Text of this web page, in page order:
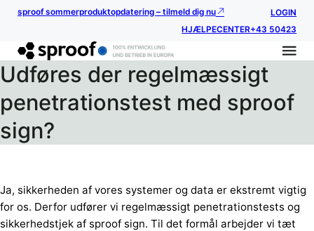
sproof sommerproduktopdatering – tilmeld dig nu
LOGIN
HJÆLPECENTER+43 50423
Udføres der regelmæssigt
penetrationstest med sproof
sign?
Ja, sikkerheden af vores systemer og data er ekstremt vigtig
for os. Derfor udfører vi regelmæssigt penetrationstests og
sikkerhedstjek af sproof sign. Til det formål arbejder vi tæt